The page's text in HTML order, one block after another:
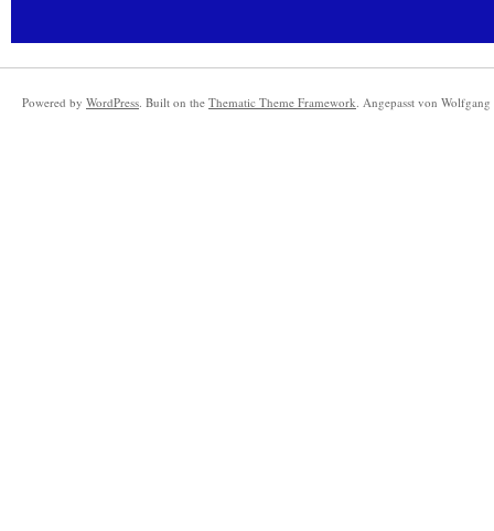
Powered by WordPress. Built on the Thematic Theme Framework. Angepasst von